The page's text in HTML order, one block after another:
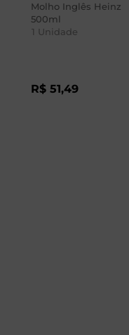
Molho Inglês Heinz
500ml
1 Unidade
R$ 51,49